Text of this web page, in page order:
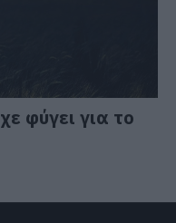
φύγει για το